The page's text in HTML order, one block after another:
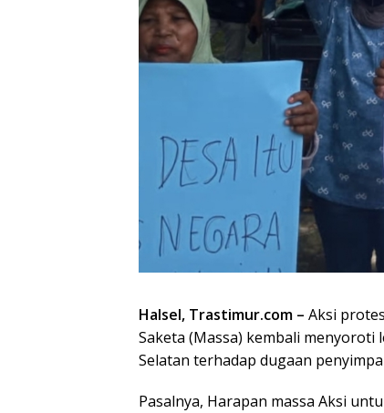
Halsel, Trastimur.com – Aksi
Saketa (Massa) kembali
Selatan terhadap dugaan
Pasalnya, Harapan massa Aksi